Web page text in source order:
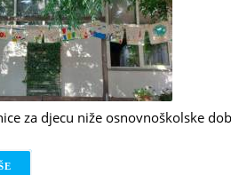
za djecu niže osnovnoškolske